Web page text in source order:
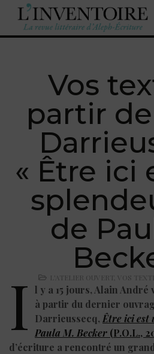
Vos
partir
« Être ici
de
L'ATELIER OUVERT VOS
I l y a 15 jours, Alain
à partir du dernier
Darrieussecq, Être ici est
Paula M. Becker (P.O.L.,
d’écriture a rencontré un